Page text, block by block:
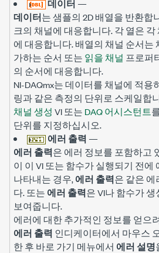
데이터 —
데이터는 샘플의 2D 배열을 반환합
크의 채널에 대응합니다. 각 열은
에 대응합니다. 배열의 채널 순서는
가하는 순서 또는 읽을 채널 프로퍼
의 순서에 대응합니다.
NI-DAQmx는 데이터를 채널에 적용
링과 같은 측정의 단위로 스케일합
채널 생성 VI 또는 DAQ 어시스턴트
단위를 지정하십시오.
에러 출력 —
에러 출력은 에러 정보를 포함하고
이 이 VI 또는 함수가 실행되기 전에
나타내는 경우,에러 출력은 같은 에
다. 또는 에러 출력은 VI나 함수가
보여줍니다.
에러에 대한 추가적인 정보를 얻으
에러 출력 인디케이터에서 마우스
한 후 바로 가기 메뉴에서 에러 설명